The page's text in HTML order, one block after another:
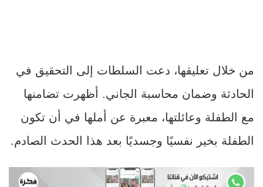
من خلال تعليقها، دعت السلطات إلى التحقيق في
الحادثة وضمان محاسبة الجاني. أظهرت تضامنها
مع الطفلة وعائلتها، معبرة عن أملها في أن تكون
الطفلة بخير نفسيًا وجسديًا بعد هذا الحدث الصادم.